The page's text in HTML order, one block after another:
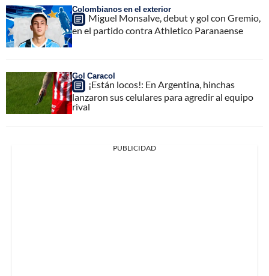
Colombianos en el exterior
Miguel Monsalve, debut y gol con Gremio,
en el partido contra Athletico Paranaense
Gol Caracol
¡Están locos!: En Argentina, hinchas
lanzaron sus celulares para agredir al equipo
rival
PUBLICIDAD